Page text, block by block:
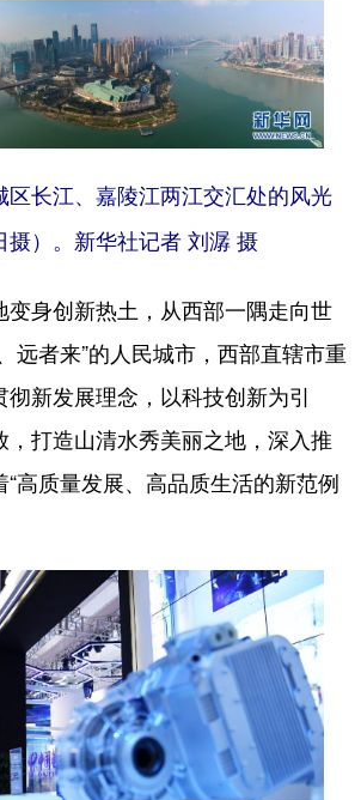
区长江、嘉陵江两江交汇处的风光
摄）。新华社记者 刘潺 摄
身创新热土，从西部一隅走向世
远者来”的人民城市，西部直辖市重
新发展理念，以科技创新为引
打造山清水秀美丽之地，深入推
高质量发展、高品质生活的新范例